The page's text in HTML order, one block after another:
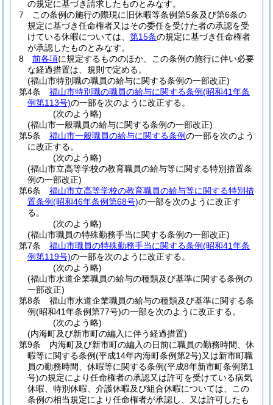
の規定に基づき請求したものとみなす。
7
この条例の施行の際現に旧休暇等条例第5条及び第6条の
規定に基づき任命権者又はその委任を受けた者の承認を受
けている休暇については、 第15条の規定に基づき任命権者
が承認したものとみなす。
8
前各項に規定するもののほか、この条例の施行に伴い必要
な経過措置は、規則で定める。
(福山市特別職の職員の給与に関する条例の一部改正)
第4条
福山市特別職の職員の給与に関する条例(昭和41年条
例第113号)の一部を次のように改正する。
(次のよう略)
(福山市一般職員の給与に関する条例の一部改正)
第5条
福山市一般職員の給与に関する条例の一部を次のよう
に改正する。
(次のよう略)
(福山市立高等学校の教育職員の給与等に関する特別措置条
例の一部改正)
第6条
福山市立高等学校の教育職員の給与等に関する特別措
置条例(昭和46年条例第68号)の一部を次のように改正す
る。
(次のよう略)
(福山市職員の特殊勤務手当に関する条例の一部改正)
第7条
福山市職員の特殊勤務手当に関する条例(昭和41年条
例第119号)の一部を次のように改正する。
(次のよう略)
(福山市水道企業職員の給与の種類及び基準に関する条例の
一部改正)
第8条
福山市水道企業職員の給与の種類及び基準に関する条
例(昭和41年条例第77号)の一部を次のように改正する。
(次のよう略)
(内海町及び新市町の編入に伴う経過措置)
第9条
内海町及び新市町の編入の日前に職員の勤務時間、休
暇等に関する条例(平成14年内海町条例第2号)又は新市町職
員の勤務時間、休暇等に関する条例(平成8年新市町条例第1
号)の規定により任命権者の承認又は許可を受けている病気
休暇、特別休暇、介護休暇及び組合休暇については、この
条例の相当規定により任命権者が承認し、又は許可したも